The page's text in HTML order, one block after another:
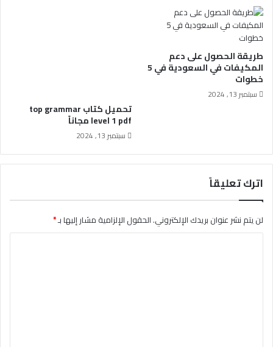
طريقة الحصول على دعم
المكيفات في السعودية في 5
خطوات
سبتمبر 13, 2024
تحميل كتاب top grammar
level 1 pdf مجاناً
سبتمبر 13, 2024
اترك تعليقاً
لن يتم نشر عنوان بريدك الإلكتروني.الحقول الإلزامية مشار إليها بـ*